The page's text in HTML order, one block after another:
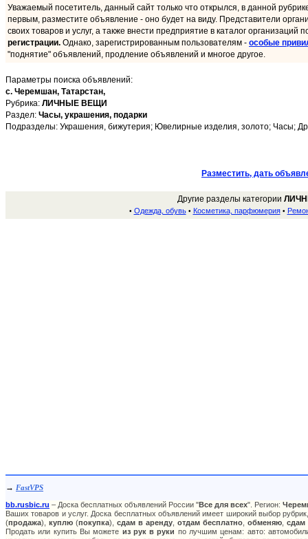
Уважаемый посетитель, данный сайт только что открылся, в данной
первым, разместите объявление - оно будет на виду. Представители
своих товаров и услуг, а также внести предприятие в каталог организаций
регистрации. Однако, зарегистрированным пользователям - особые
"поднятие" объявлений, продление объявлений и многое другое.
Параметры поиска объявлений:
с. Черемшан, Татарстан,
Рубрика: ЛИЧНЫЕ ВЕЩИ
Раздел: Часы, украшения, подарки
Подразделы: Украшения, бижутерия; Ювелирные изделия, золото; Часы;
Разместить, дать
Другие разделы категории
• Одежда, обувь• Косметика, парфюмерия•
→ FastVPS
bb.rusbic.ru – Доска бесплатных объявлений России "Все для всех". Регион:
Ваших товаров и услуг. Доска бесплатных объявлений имеет широкий выбор
(продажа), куплю (покупка), сдам в аренду отдам бесплатно обменяю сдам
Продать или купить Вы можете из рук в руки по лучшим ценам: авто: